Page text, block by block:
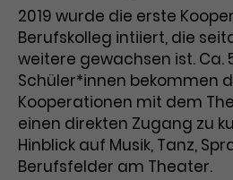
Name _gat_UA-
Anbieter Google Analytics
Laufzeit 1 Minute
Das ist ein von
gesetztes
Daten werden
Anbieter Google /
Laufzeit 3 Monate
Zweck
Dieses Cookie
Werbeanzeigen
Remarketing-
bereitzustellen.
2019 wurde die erste
Berufskolleg intiiert, die
weitere gewachsen ist. Ca.
Schüler*innen bekommen
Kooperationen mit dem
einen direkten Zugang zu
Hinblick auf Musik, Tanz,
Berufsfelder am Theater.